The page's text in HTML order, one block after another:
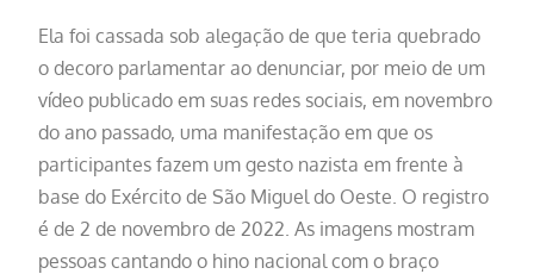
Ela foi cassada sob alegação de que teria quebrado
o decoro parlamentar ao denunciar, por meio de um
vídeo publicado em suas redes sociais, em novembro
do ano passado, uma manifestação em que os
participantes fazem um gesto nazista em frente à
base do Exército de São Miguel do Oeste. O registro
é de 2 de novembro de 2022. As imagens mostram
pessoas cantando o hino nacional com o braço